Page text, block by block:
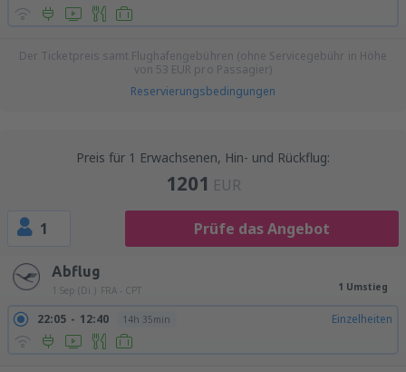
Der Ticketpreis samt Flughafengebühren (ohne Servicegebühr in Höhe
von 53 EUR pro Passagier)
Reservierungsbedingungen
Preis für 1 Erwachsenen, Hin- und Rückflug:
1201 EUR
1 Prüfe das Angebot
Abflug
1 Sep (Di.) FRA - CPT 1 Umstieg
22:05 12:40 14h 35min Einzelheiten